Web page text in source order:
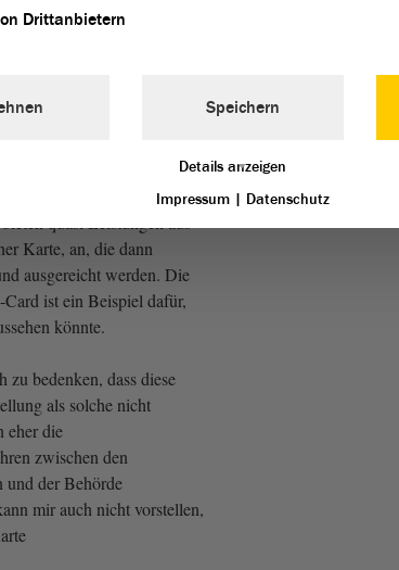
selbst über ihr
Damen und Herren
kann - das
Hürden abbauen und
das haben wir eben gehört
mit Ideen auf den digitalen
quasi Leistungen aus
Karte, an, die dann
ausgereicht werden. Die
ist ein Beispiel dafür,
könnte.
zu bedenken, dass diese
als solche nicht
eher die
zwischen den
und der Behörde
mir auch nicht vorstellen,
Drittanbietern
Speichern
Details anzeigen
Impressum | Datenschutz